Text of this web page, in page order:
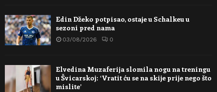
Edin Džeko potpisao, ostaje u Schalkeu u
sezoni pred nama
03/08/2026 0
Elvedina Muzaferija slomila nogu na treningu
u Švicarskoj: ‘Vratit ću se na skije prije nego što
mislite’